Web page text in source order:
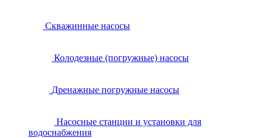
Скважинные насосы
Колодезные (погружные) насосы
Дренажные погружные насосы
Насосные станции и установки для
водоснабжения